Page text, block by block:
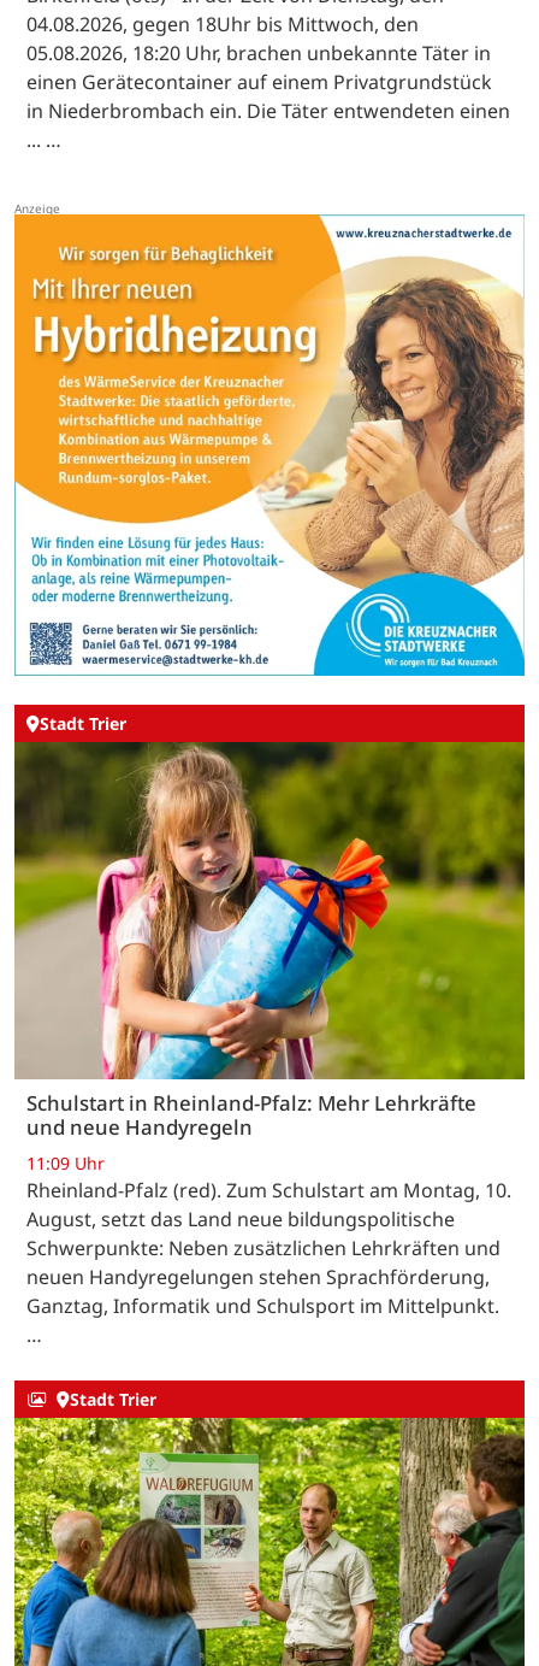
04.08.2026, gegen 18Uhr bis Mittwoch, den
05.08.2026, 18:20 Uhr, brachen unbekannte Täter in
einen Gerätecontainer auf einem Privatgrundstück
in Niederbrombach ein. Die Täter entwendeten einen
... …
Stadt Trier
Schulstart in Rheinland-Pfalz: Mehr Lehrkräfte
und neue Handyregeln
11:09 Uhr
Rheinland-Pfalz (red). Zum Schulstart am Montag, 10.
August, setzt das Land neue bildungspolitische
Schwerpunkte: Neben zusätzlichen Lehrkräften und
neuen Handyregelungen stehen Sprachförderung,
Ganztag, Informatik und Schulsport im Mittelpunkt.
…
Stadt Trier